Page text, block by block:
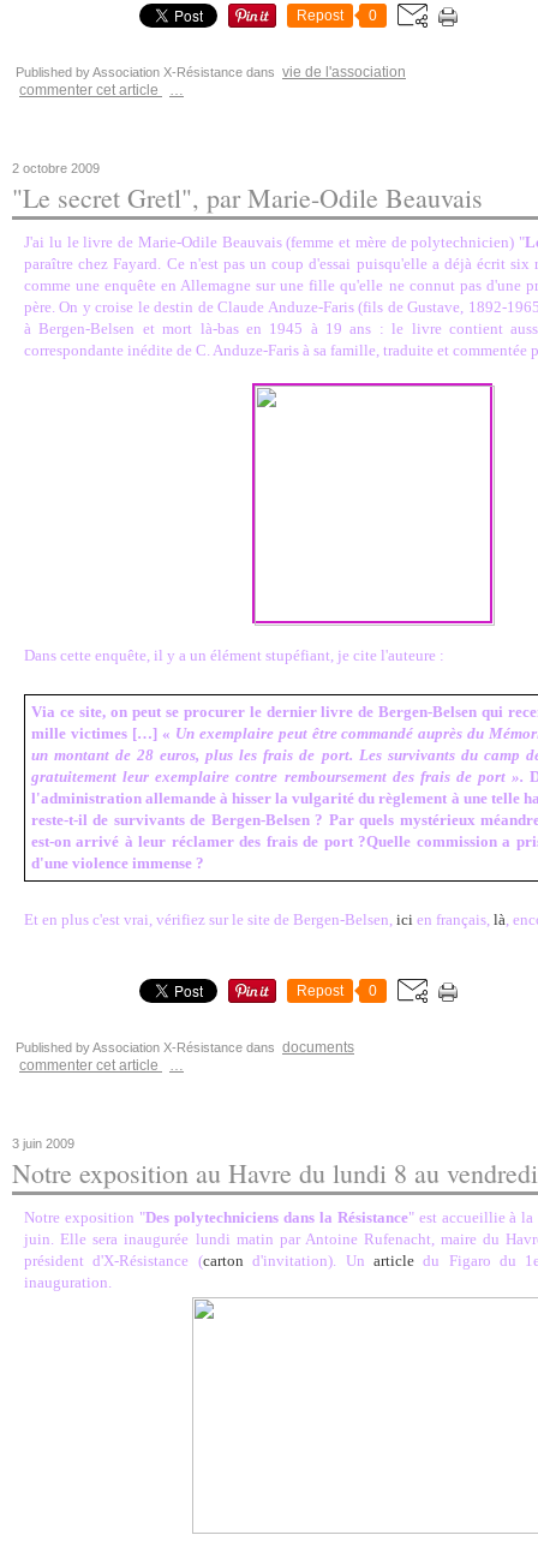
Repost 0
Published by Association X-Résistance dans vie de l'association
commenter cet article
…
2 octobre 2009
"Le secret Gretl", par Marie-Odile Beauvais
J'ai lu le livre de Marie-Odile Beauvais (femme et mère de polytechnicien) "
paraître chez Fayard. Ce n'est pas un coup d'essai puisqu'elle a déjà écrit six
comme une enquête en Allemagne sur une fille qu'elle ne connut pas d'une
père. On y croise le destin de Claude Anduze-Faris (fils de Gustave, 1892-
à Bergen-Belsen et mort là-bas en 1945 à 19 ans : le livre contient
correspondante inédite de C. Anduze-Faris à sa famille, traduite et commentée
Dans cette enquête, il y a un élément stupéfiant, je cite l'auteure :
Via ce site, on peut se procurer le dernier livre de Bergen-Belsen qui
mille victimes […] « Un exemplaire peut être commandé auprès du
un montant de 28 euros, plus les frais de port. Les survivants du camp
gratuitement leur exemplaire contre remboursement des frais de port ».
l'administration allemande à hisser la vulgarité du règlement à une telle
reste-t-il de survivants de Bergen-Belsen ? Par quels mystérieux
est-on arrivé à leur réclamer des frais de port ?Quelle commission a
d'une violence immense ?
Et en plus c'est vrai, vérifiez sur le site de Bergen-Belsen, ici en français, là,
Repost 0
Published by Association X-Résistance dans documents
commenter cet article
…
3 juin 2009
Notre exposition au Havre du lundi 8 au
Notre exposition "Des polytechniciens dans la Résistance" est accueillie à
juin. Elle sera inaugurée lundi matin par Antoine Rufenacht, maire du
président d'X-Résistance (carton d'invitation). Un articledu Figaro du
inauguration.